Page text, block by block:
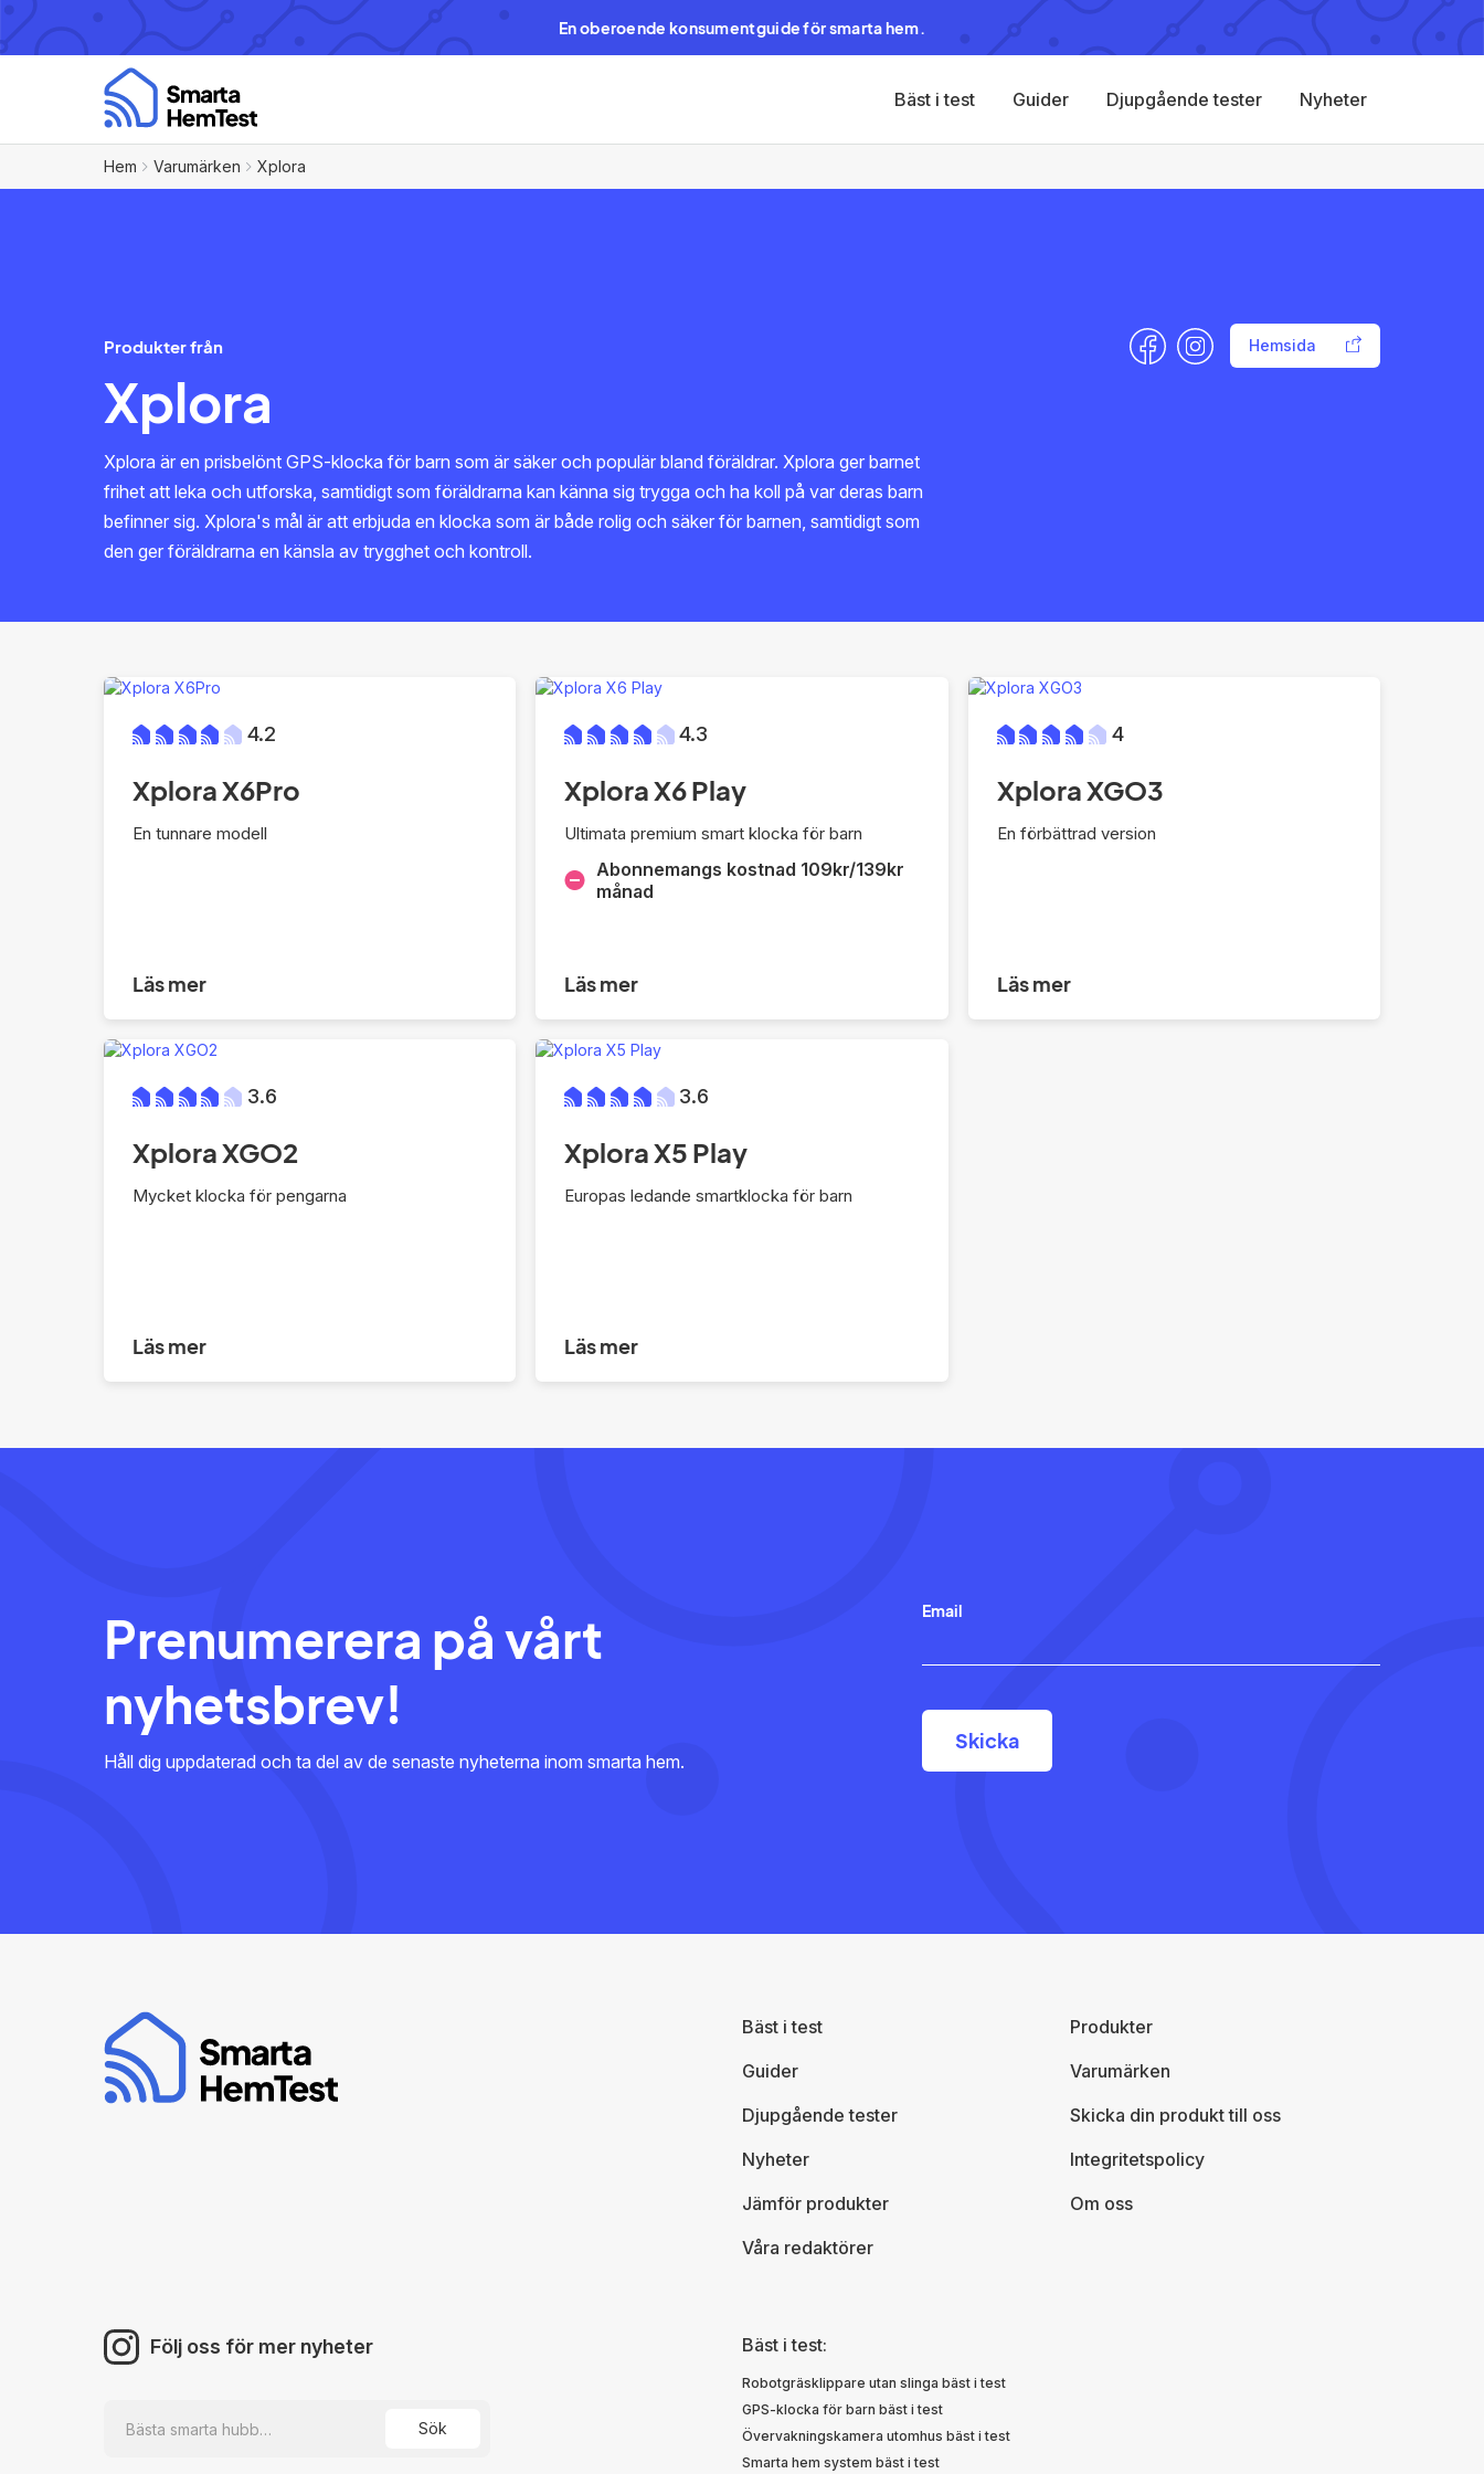
En oberoende konsumentguide för smarta hem.
Bäst i test Guider Djupgående tester Nyheter
Hem Varumärken Xplora
Produkter från
Xplora
Hemsida
Xplora är en prisbelönt GPS-klocka för barn som är säker och populär bland föräldrar. Xplora ger barnet
frihet att leka och utforska, samtidigt som föräldrarna kan känna sig trygga och ha koll på var deras barn
befinner sig. Xplora's mål är att erbjuda en klocka som är både rolig och säker för barnen, samtidigt som
den ger föräldrarna en känsla av trygghet och kontroll.
4.2
Xplora X6Pro
En tunnare modell
Läs mer
4.3
Xplora X6 Play
Ultimata premium smart klocka för barn
Abonnemangs kostnad 109kr/139kr
månad
Läs mer
4
Xplora XGO3
En förbättrad version
Läs mer
3.6
Xplora XGO2
Mycket klocka för pengarna
Läs mer
3.6
Xplora X5 Play
Europas ledande smartklocka för barn
Läs mer
Prenumerera på vårt
nyhetsbrev!
Håll dig uppdaterad och ta del av de senaste nyheterna inom smarta hem.
Email
Bäst i test
Guider
Djupgående tester
Nyheter
Jämför produkter
Våra redaktörer
Produkter
Varumärken
Skicka din produkt till oss
Integritetspolicy
Om oss
Följ oss för mer nyheter Bäst i test:
Robotgräsklippare utan slinga bäst i test
GPS-klocka för barn bäst i test
Övervakningskamera utomhus bäst i test
Smarta hem system bäst i test